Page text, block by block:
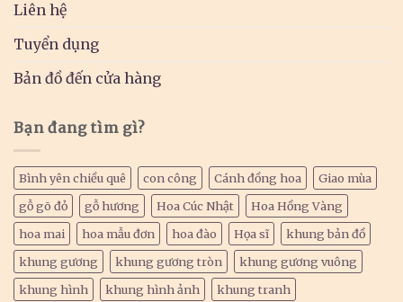
Liên hệ
Tuyển dụng
Bản đồ đến cửa hàng
Bạn đang tìm gì?
Bình yên chiều quê con công Cánh đồng hoa
Giao mùa
gỗ gõ đỏ
gỗ hương Hoa Cúc Nhật
Hoa Hồng Vàng
hoa mai
hoa mẫu đơn hoa đào Họa sĩ
khung bản đồ
khung gương
khung gương tròn
khung gương vuông
khung hình
khung hình ảnh
khung tranh